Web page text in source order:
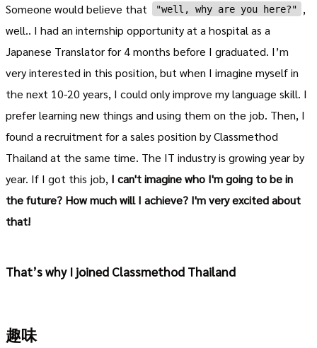
Someone would believe that
"well, why are you here?"
,
well.. I had an internship opportunity at a hospital as a
Japanese Translator for 4 months before I graduated. I’m
very interested in this position, but when I imagine myself in
the next 10-20 years, I could only improve my language skill. I
prefer learning new things and using them on the job. Then, I
found a recruitment for a sales position by Classmethod
Thailand at the same time. The IT industry is growing year by
year. If I got this job, I can't imagine who I'm going to be in
the future? How much will I achieve? I'm very excited about
that!
That’s why I joined Classmethod Thailand
趣味